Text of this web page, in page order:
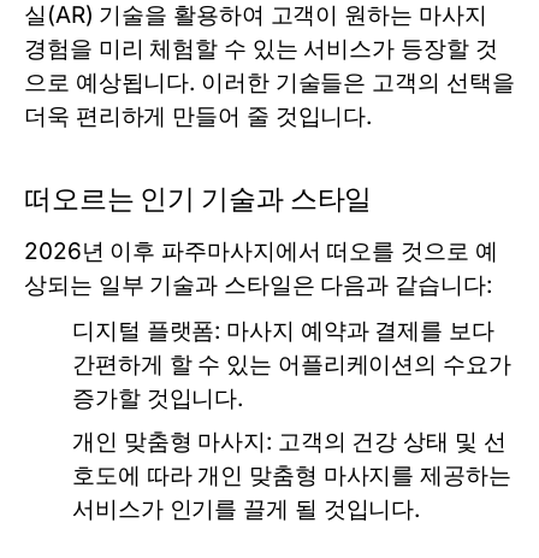
실(AR) 기술을 활용하여 고객이 원하는 마사지
경험을 미리 체험할 수 있는 서비스가 등장할 것
으로 예상됩니다. 이러한 기술들은 고객의 선택을
더욱 편리하게 만들어 줄 것입니다.
떠오르는 인기 기술과 스타일
2026년 이후 파주마사지에서 떠오를 것으로 예
상되는 일부 기술과 스타일은 다음과 같습니다:
디지털 플랫폼: 마사지 예약과 결제를 보다
간편하게 할 수 있는 어플리케이션의 수요가
증가할 것입니다.
개인 맞춤형 마사지: 고객의 건강 상태 및 선
호도에 따라 개인 맞춤형 마사지를 제공하는
서비스가 인기를 끌게 될 것입니다.